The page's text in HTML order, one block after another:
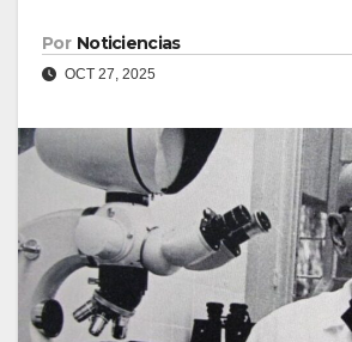
Por Noticiencias
OCT 27, 2025